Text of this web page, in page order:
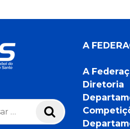
Pesquisar
A
A
Diretoria